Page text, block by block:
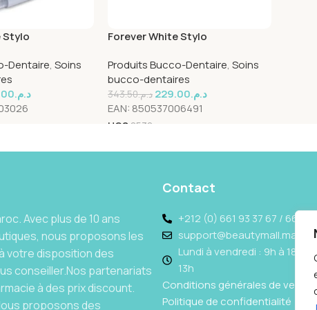
Stylo
Dentaire, Soins
د.م.
Forever White Stylo
Produits Bucco-Dentaire, Soins
bucco-dentaires
د.م.343.50 د.م.229.00
EAN: 850537006491
UGS 8538
Avec plus de 10 ans
nous proposons les
votre disposition des
conseiller.Nos partenariats
à des prix discount.
proposons des
Contact
+212 (0) 661 93 37 67 / 662
support@beautymall.ma
Lundi à vendredi : 9h à 18h -
13h
Conditions générales de vente
Politique de confidentialité